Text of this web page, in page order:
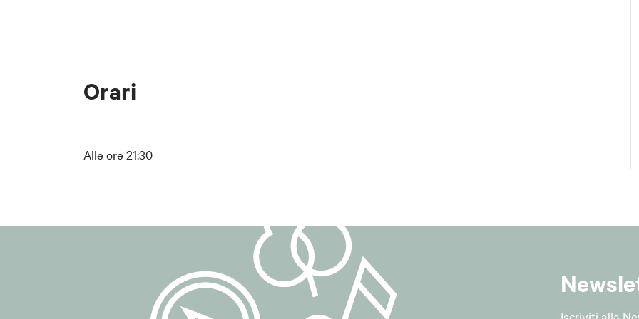
Orari
Alle ore 21:30
gestire eventuali richieste di cancellazione dal servizio.
## 4. Base giuridica del trattamento
La base giuridica del trattamento è il "consenso dell'interessato", ai sensi
lett. a) del GDPR.